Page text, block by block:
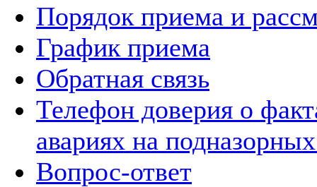
Порядок приема и
График приема
Обратная связь
Телефон доверия о
авариях на
Вопрос-ответ